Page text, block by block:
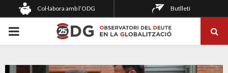
Col·labora amb l’ODG Butlletí
PRIMARY